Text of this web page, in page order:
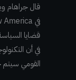
قال جراهام
قضايا
في أن
القومي